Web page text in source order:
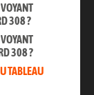
308 ?
308 ?
TABLEAU